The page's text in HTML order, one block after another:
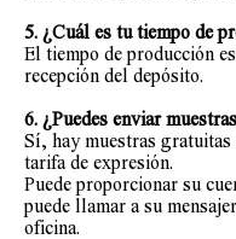
5. ¿Cuál es tu tiempo de
El tiempo de producción
recepción del depósito.
6. ¿Puedes enviar
Sí, hay muestras
tarifa de expresión.
Puede proporcionar su
puede llamar a su
oficina.